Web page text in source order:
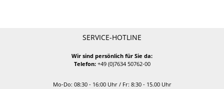
SERVICE-HOTLINE
Wir sind persönlich für Sie da:
Telefon:+49 (0)7634 50762-00
Mo-Do: 08:30 - 16:00 Uhr / Fr: 8:30 - 15.00 Uhr